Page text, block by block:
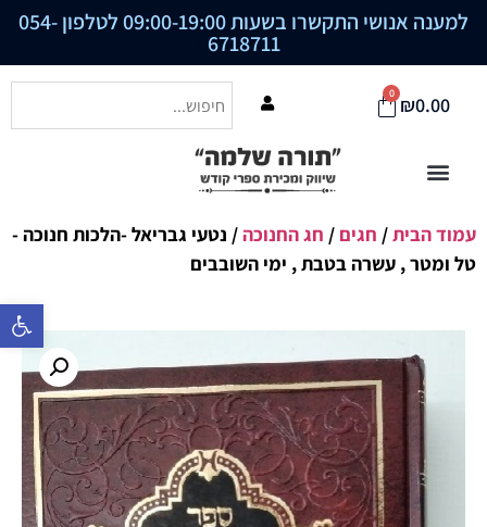
פתח סרגל
למענה אנושי התקשרו בשעות 09:00-19:00 לטלפון 054-
6718711
₪0.00
0
עמוד הבית/ חגים / חג החנוכה/ נטעי גבריאל -הלכות חנוכה -
טל ומטר , עשרה בטבת , ימי השובבים